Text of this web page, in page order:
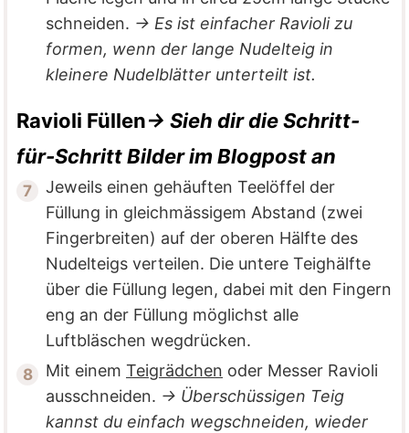
schneiden. → Es ist einfacher Ravioli zu
formen, wenn der lange Nudelteig in
kleinere Nudelblätter unterteilt ist.
Ravioli Füllen→ Sieh dir die Schritt-
für-Schritt Bilder im Blogpost an
Jeweils einen gehäuften Teelöffel der
Füllung in gleichmässigem Abstand (zwei
Fingerbreiten) auf der oberen Hälfte des
Nudelteigs verteilen. Die untere Teighälfte
über die Füllung legen, dabei mit den Fingern
eng an der Füllung möglichst alle
Luftbläschen wegdrücken.
Mit einem Teigrädchen oder Messer Ravioli
ausschneiden. → Überschüssigen Teig
kannst du einfach wegschneiden, wieder